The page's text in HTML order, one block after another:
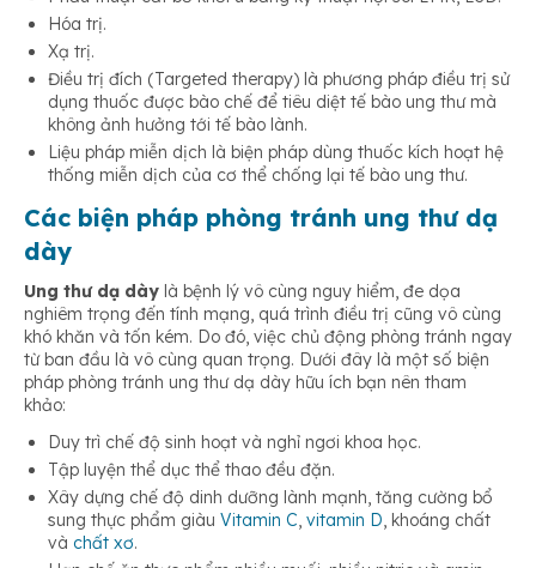
Hóa trị.
Xạ trị.
Điều trị đích (Targeted therapy) là phương pháp điều trị sử
dụng thuốc được bào chế để tiêu diệt tế bào ung thư mà
không ảnh hưởng tới tế bào lành.
Liệu pháp miễn dịch là biện pháp dùng thuốc kích hoạt hệ
thống miễn dịch của cơ thể chống lại tế bào ung thư.
Các biện pháp phòng tránh ung thư dạ
dày
Ung thư dạ dày là bệnh lý vô cùng nguy hiểm, đe dọa
nghiêm trọng đến tính mạng, quá trình điều trị cũng vô cùng
khó khăn và tốn kém. Do đó, việc chủ động phòng tránh ngay
từ ban đầu là vô cùng quan trọng. Dưới đây là một số biện
pháp phòng tránh ung thư dạ dày hữu ích bạn nên tham
khảo:
Duy trì chế độ sinh hoạt và nghỉ ngơi khoa học.
Tập luyện thể dục thể thao đều đặn.
Xây dựng chế độ dinh dưỡng lành mạnh, tăng cường bổ
sung thực phẩm giàu Vitamin C, vitamin D, khoáng chất
và chất xơ.